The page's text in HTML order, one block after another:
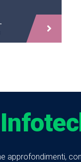
approfondimenti,